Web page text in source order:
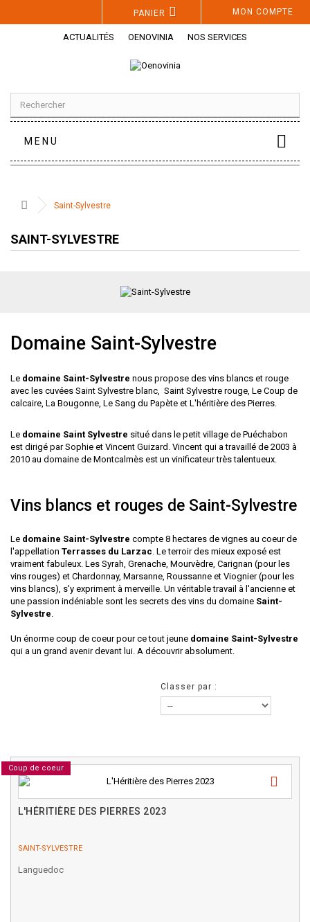
MON COMPTE
PANIER
ACTUALITÉS OENOVINIA NOS SERVICES
MENU
Saint-Sylvestre
SAINT-SYLVESTRE
Domaine Saint-Sylvestre
Le domaine Saint-Sylvestre nous propose des vins blancs et rouge
avec les cuvées Saint Sylvestre blanc, Saint Sylvestre rouge, Le Coup de
calcaire, La Bougonne, Le Sang du Papète et L'héritière des Pierres.
Le domaine Saint Sylvestre situé dans le petit village de Puéchabon
est dirigé par Sophie et Vincent Guizard. Vincent qui a travaillé de 2003 à
2010 au domaine de Montcalmès est un vinificateur très talentueux.
Vins blancs et rouges de Saint-Sylvestre
Le domaine Saint-Sylvestre compte 8 hectares de vignes au coeur de
l'appellation Terrasses du Larzac . Le terroir des mieux exposé est
vraiment fabuleux. Les Syrah, Grenache, Mourvèdre, Carignan (pour les
vins rouges) et Chardonnay, Marsanne, Roussanne et Viognier (pour les
vins blancs), s'y expriment à merveille. Un véritable travail à l'ancienne et
une passion indéniable sont les secrets des vins du domaine Saint-
Sylvestre
Un énorme coup de coeur pour ce tout jeune domaine Saint-Sylvestre
qui a un grand avenir devant lui. A découvrir absolument.
Classer par :
Coup de coeur
L'HÉRITIÈRE DES PIERRES 2023
SAINT-SYLVESTRE
Languedoc